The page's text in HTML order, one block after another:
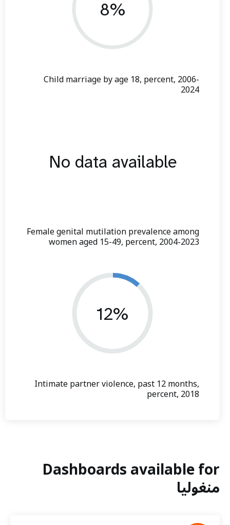
8%
Child marriage by age 18, percent, 2006-
2024
No data available
Female genital mutilation prevalence among
women aged 15-49, percent, 2004-2023
12%
Intimate partner violence, past 12 months,
percent, 2018
Dashboards available for
منغوليا